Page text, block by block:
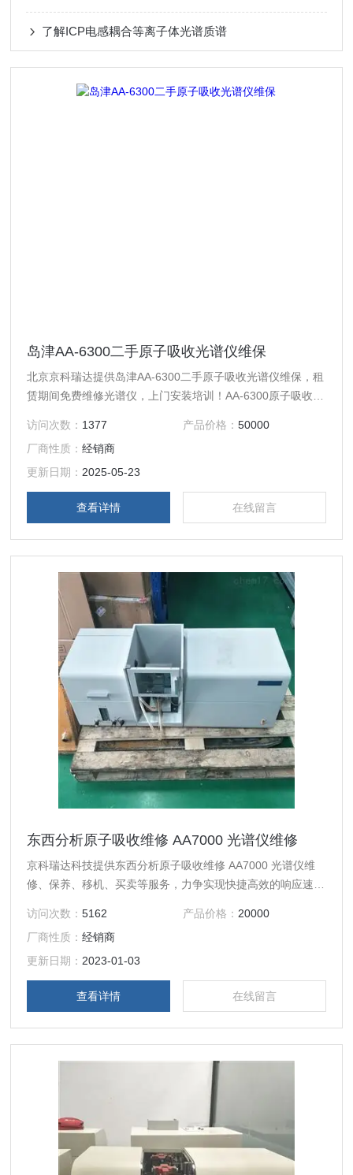
了解ICP电感耦合等离子体光谱质谱
岛津AA-6300二手原子吸收光谱仪维保
北京京科瑞达提供岛津AA-6300二手原子吸收光谱仪维保，租
赁期间免费维修光谱仪，上门安装培训！AA-6300原子吸收火
构。
访问次数： 1377 产品价格： 50000
厂商性质：经销商
更新日期： 2025-05-23
查看详情 在线留言
东西分析原子吸收维修 AA7000 光谱仪维修
京科瑞达科技提供东西分析原子吸收维修 AA7000 光谱仪维
修、保养、移机、买卖等服务，力争实现快捷高效的响应速
值。
访问次数：5162 产品价格： 20000
厂商性质：经销商
更新日期： 2023-01-03
查看详情 在线留言